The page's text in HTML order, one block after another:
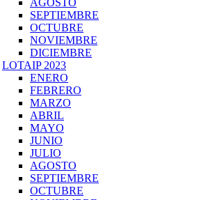
AGOSTO
SEPTIEMBRE
OCTUBRE
NOVIEMBRE
DICIEMBRE
LOTAIP 2023
ENERO
FEBRERO
MARZO
ABRIL
MAYO
JUNIO
JULIO
AGOSTO
SEPTIEMBRE
OCTUBRE